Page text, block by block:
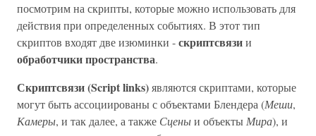
посмотрим на скрипты, которые можно использовать для
действия при определенных событиях. В этот тип
скриптов входят две изюминки -скриптсвязии
обработчики пространства.
Скриптсвязи (Script links)являются скриптами, которые
могут быть ассоциированы с объектами Блендера (Меши,
Камеры, и так далее, а также Сценыи объекты Мира), и